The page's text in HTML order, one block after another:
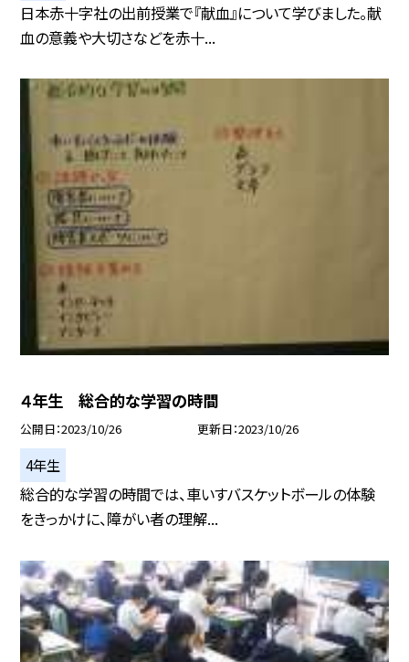
日本赤十字社の出前授業で『献血』について学びました。献
血の意義や大切さなどを赤十...
４年生 総合的な学習の時間
公開日 2023/10/26 更新日 2023/10/26
4年生
総合的な学習の時間では、車いすバスケットボールの体験
をきっかけに、障がい者の理解...